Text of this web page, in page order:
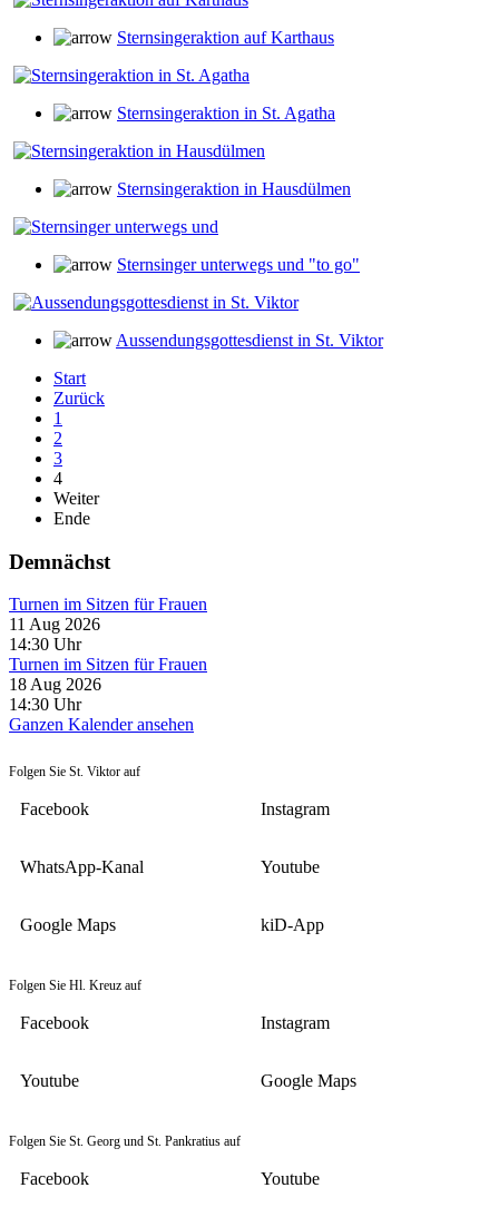
Sternsingeraktion auf Karthaus
Sternsingeraktion in St. Agatha
Sternsingeraktion in Hausdülmen
Sternsinger unterwegs und "to go"
Aussendungsgottesdienst in St. Viktor
Start
Zurück
1
2
3
4
Weiter
Ende
Demnächst
Turnen im Sitzen für Frauen
11 Aug 2026
14:30 Uhr
Turnen im Sitzen für Frauen
18 Aug 2026
14:30 Uhr
Ganzen Kalender ansehen
Folgen Sie St. Viktor auf
Facebook Instagram
WhatsApp-Kanal Youtube
Google Maps kiD-App
Folgen Sie Hl. Kreuz auf
Facebook Instagram
Youtube Google Maps
Folgen Sie St. Georg und St. Pankratius auf
Facebook Youtube